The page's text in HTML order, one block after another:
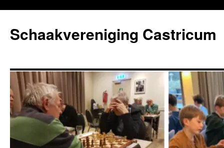
de
inhoud
Schaakvereniging Castricum